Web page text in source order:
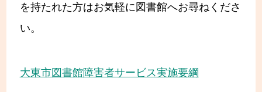
を持たれた方はお気軽に図書館へお尋ねくださ
い。
大東市図書館障害者サービス実施要綱